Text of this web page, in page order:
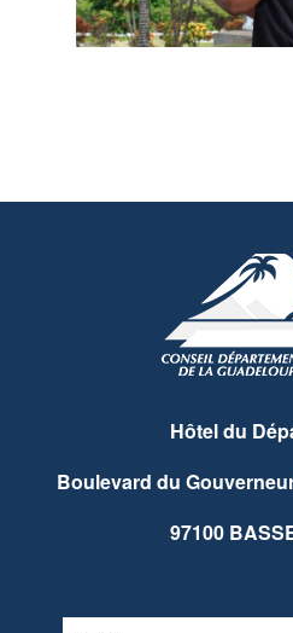
Hôtel du
Boulevard du
97100